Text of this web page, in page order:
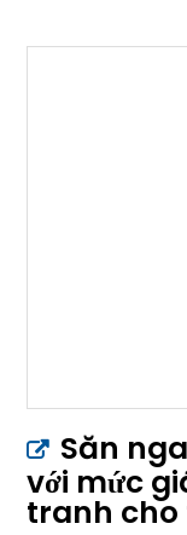
Săn
với mức
tranh cho